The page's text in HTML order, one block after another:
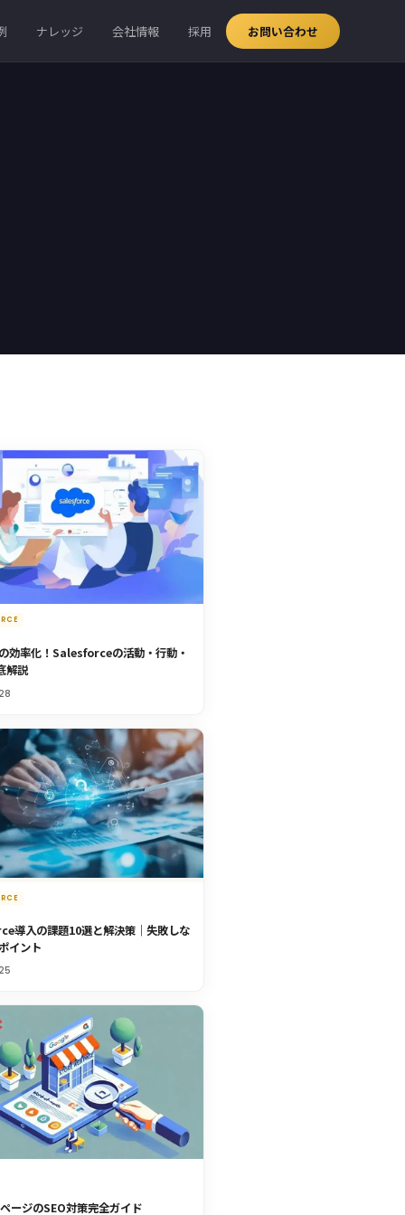
ナレッジ 会社情報 採用 お問い合わせ
効率化！Salesforceの活動・行動・
解説
導入の課題10選と解決策｜失敗しな
イント
ージのSEO対策完全ガイド